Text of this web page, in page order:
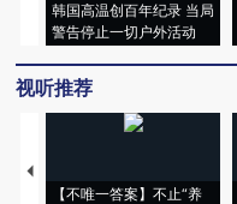
韩国高温创百年纪录 当局
警告停止一切户外活动
视听推荐
【不唯一答案】不止“养